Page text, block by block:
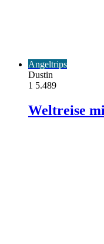
Angeltrips
Dustin
1 5.489
Weltreise